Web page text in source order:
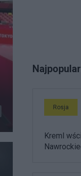
Rosja
Kreml